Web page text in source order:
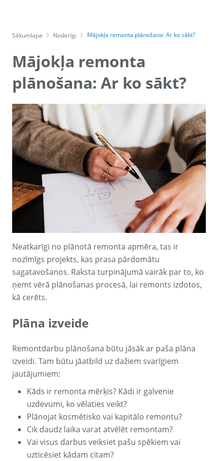
Sākumlapa Noderīgi Mājokļa remonta plānošana: Ar ko sākt?
Mājokļa remonta
plānošana: Ar ko sākt?
Neatkarīgi no plānotā remonta apmēra, tas ir
nozīmīgs projekts, kas prasa pārdomātu
sagatavošanos. Raksta turpinājumā vairāk par to, ko
ņemt vērā plānošanas procesā, lai remonts izdotos,
kā cerēts.
Plāna izveide
Remontdarbu plānošana būtu jāsāk ar paša plāna
izveidi. Tam būtu jāatbild uz dažiem svarīgiem
jautājumiem:
Kāds ir remonta mērķis? Kādi ir galvenie
uzdevumi, ko vēlaties veikt?
Plānojat kosmētisko vai kapitālo remontu?
Cik daudz laika varat atvēlēt remontam?
Vai visus darbus veiksiet pašu spēkiem vai
uzticēsiet kādam citam?